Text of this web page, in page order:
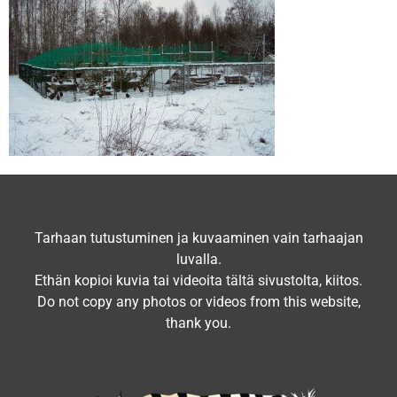
Tarhaan tutustuminen ja kuvaaminen vain tarhaajan
luvalla.
Ethän kopioi kuvia tai videoita tältä sivustolta, kiitos.
Do not copy any photos or videos from this website,
thank you.